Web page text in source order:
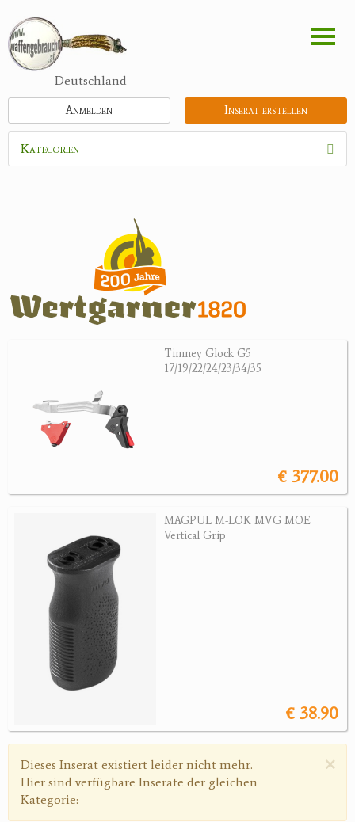
zum
Inhalt
Deutschland
Inserat erstellen
Anmelden
Kategorien
Recurvebögen
Zubehör
Jagdangebote
Antikes
Geschenke
Reviereinrichtungen
Timney Glock G5
17/19/22/24/23/34/35
€ 377.00
MAGPUL M-LOK MVG MOE
Vertical Grip
€ 38.90
×
Warnmeldung
Dieses Inserat existiert leider nicht mehr.
Hier sind verfügbare Inserate der gleichen
Kategorie: